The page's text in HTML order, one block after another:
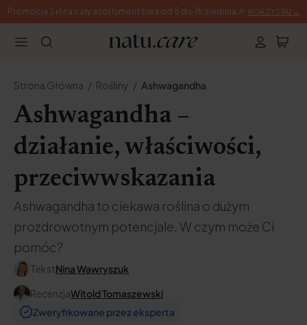
Promocja 2+1 na cały asortyment trwa od 5 do 15 sierpnia 🎉 KORZYSTAJ →
Strona Główna Rośliny Ashwagandha
Ashwagandha –
działanie, właściwości,
przeciwwskazania
Ashwagandha to ciekawa roślina o dużym
prozdrowotnym potencjale. W czym może Ci
pomóc?
TekstNina Wawryszuk
RecenzjaWitold Tomaszewski
Zweryfikowane przez eksperta